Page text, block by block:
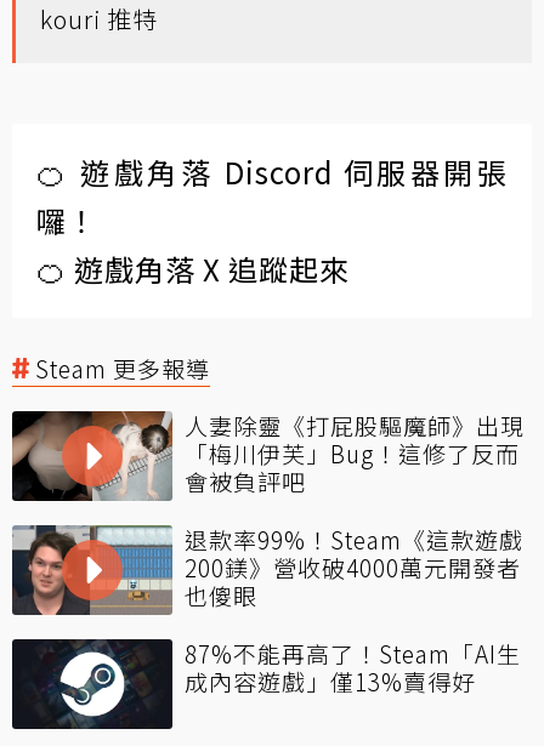
kouri 推特
🍊 遊戲角落 Discord 伺服器開張
囉！
🍊 遊戲角落 X 追蹤起來
Steam 更多報導
人妻除靈《打屁股驅魔師》出現
「梅川伊芙」Bug！這修了反而
會被負評吧
退款率99%！Steam《這款遊戲
200鎂》營收破4000萬元開發者
也傻眼
87%不能再高了！Steam「AI生
成內容遊戲」僅13%賣得好